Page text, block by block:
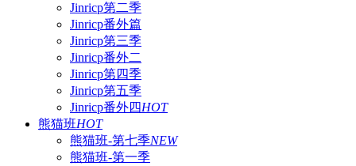
Jinricp第二季
Jinricp番外篇
Jinricp第三季
Jinricp番外二
Jinricp第四季
Jinricp第五季
Jinricp番外四HOT
熊猫班HOT
熊猫班-第七季NEW
熊猫班-第一季